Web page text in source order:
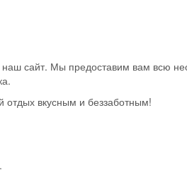
наш сайт. Мы предоставим вам всю
отдых вкусным и беззаботным!